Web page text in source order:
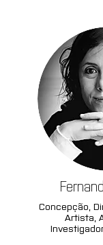
Concepção,
Artista,